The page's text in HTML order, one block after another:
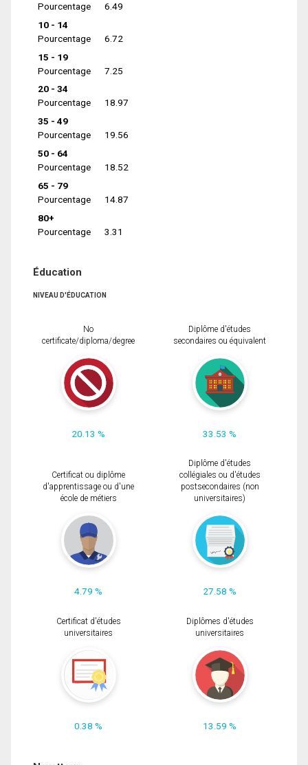
Pourcentage
6.49
10 - 14
Pourcentage
6.72
15 - 19
Pourcentage
7.25
20 - 34
Pourcentage
18.97
35 - 49
Pourcentage
19.56
50 - 64
Pourcentage
18.52
65 - 79
Pourcentage
14.87
80+
Pourcentage
3.31
Éducation
NIVEAU D'ÉDUCATION
No
certificate/diploma/degree
20.13 %
Diplôme d'études
secondaires ou équivalent
33.53 %
Certificat ou diplôme
d'apprentissage ou d'une
école de métiers
4.79 %
Diplôme d'études
collégiales ou d'études
postsecondaires (non
universitaires)
27.58 %
Certificat d'études
universitaires
0.38 %
Diplômes d'études
universitaires
13.59 %